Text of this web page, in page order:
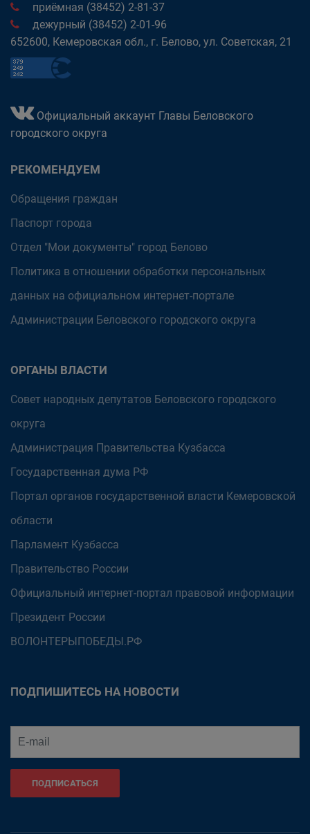
приёмная (38452) 2-81-37
дежурный (38452) 2-01-96
652600, Кемеровская обл., г. Белово, ул. Советская, 21
Официальный аккаунт Главы Беловского
городского округа
РЕКОМЕНДУЕМ
Обращения граждан
Паспорт города
Отдел "Мои документы" город Белово
Политика в отношении обработки персональных
данных на официальном интернет-портале
Администрации Беловского городского округа
ОРГАНЫ ВЛАСТИ
Совет народных депутатов Беловского городского
округа
Администрация Правительства Кузбасса
Государственная дума РФ
Портал органов государственной власти Кемеровской
области
Парламент Кузбасса
Правительство России
Официальный интернет-портал правовой информации
Президент России
ВОЛОНТЕРЫПОБЕДЫ.РФ
ПОДПИШИТЕСЬ НА НОВОСТИ
ПОДПИСАТЬСЯ